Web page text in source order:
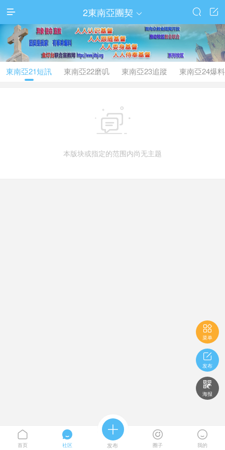
 2東南亞團契  

東南亞21短訊 東南亞22磨叽 東南亞23追蹤 東南亞24爆料

本版块或指定的范围内尚无主题

菜单

发布

海报

首页

社区

发布

圈子

我的